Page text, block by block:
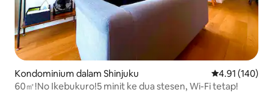
Kondominium dalam Shinjuku Penarafan
4.91 (140)
60㎡!No Ikebukuro!5 minit ke dua stesen, Wi-Fi tetap!